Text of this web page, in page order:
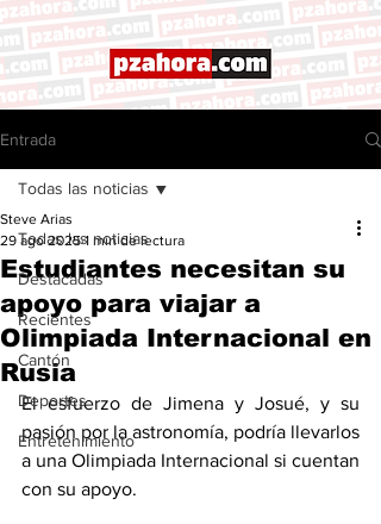
Entrada
Todas las noticias
Destacadas
Recientes
Cantón
Deportes
Entretenimiento
Todas las noticias
Estudiantes necesitan su
apoyo para viajar a
Olimpiada Internacional en
Rusia
Steve Arias
29 ago 2025 1 min de lectura
El esfuerzo de Jimena y Josué, y su
pasión por la astronomía, podría llevarlos
a una Olimpiada Internacional si cuentan
con su apoyo.